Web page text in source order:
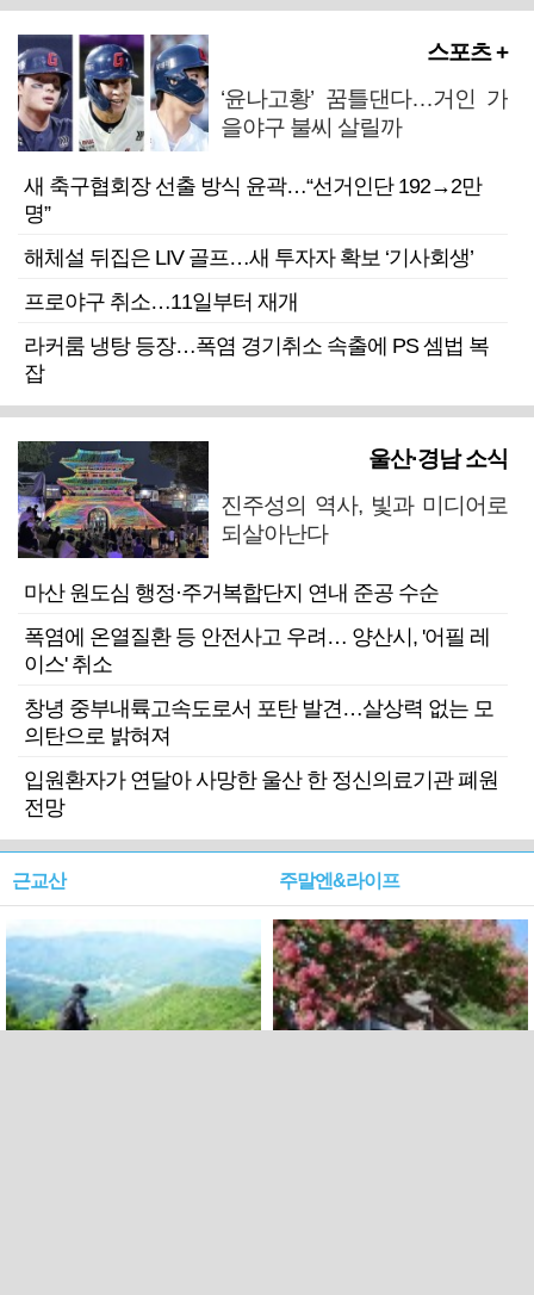
스포츠 +
‘윤나고황’ 꿈틀댄다…거인 가
을야구 불씨 살릴까
새 축구협회장 선출 방식 윤곽…“선거인단 192→2만
명”
해체설 뒤집은 LIV 골프…새 투자자 확보 ‘기사회생’
프로야구 취소…11일부터 재개
라커룸 냉탕 등장…폭염 경기취소 속출에 PS 셈법 복
잡
울산·경남 소식
진주성의 역사, 빛과 미디어로
되살아난다
마산 원도심 행정·주거복합단지 연내 준공 수순
폭염에 온열질환 등 안전사고 우려… 양산시, '어필 레
이스' 취소
창녕 중부내륙고속도로서 포탄 발견…살상력 없는 모
의탄으로 밝혀져
입원환자가 연달아 사망한 울산 한 정신의료기관 폐원
전망
근교산 주말엔&라이프